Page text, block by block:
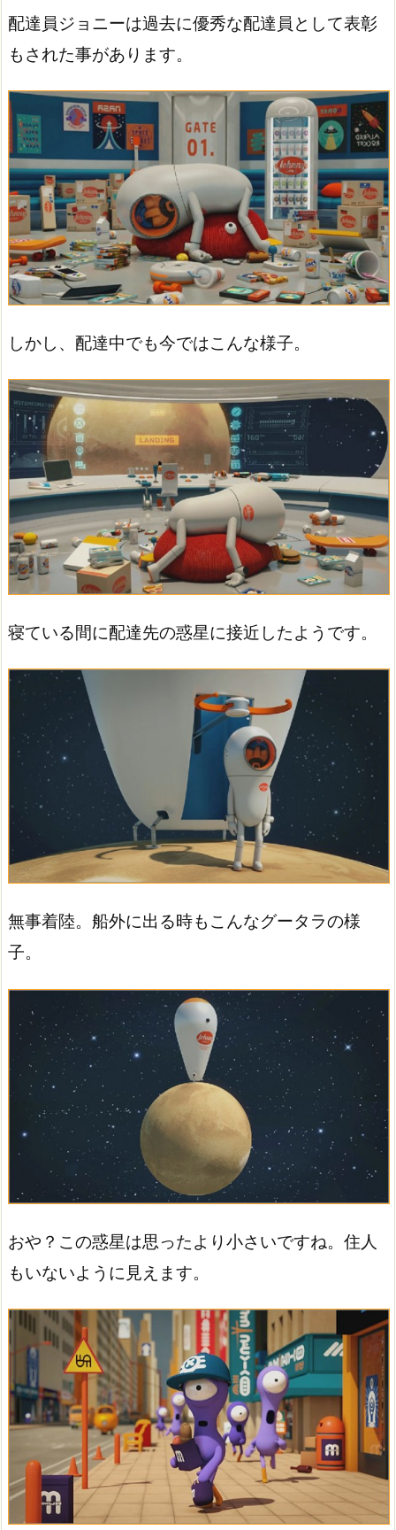
配達員ジョニーは過去に優秀な配達員として表彰
もされた事があります。
しかし、配達中でも今ではこんな様子。
寝ている間に配達先の惑星に接近したようです。
無事着陸。船外に出る時もこんなグータラの様
子。
おや？この惑星は思ったより小さいですね。住人
もいないように見えます。